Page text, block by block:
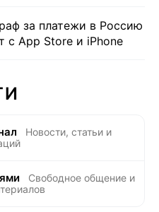
за платежи в Россию
с App Store и iPhone
Новости, статьи и
Свободное общение и